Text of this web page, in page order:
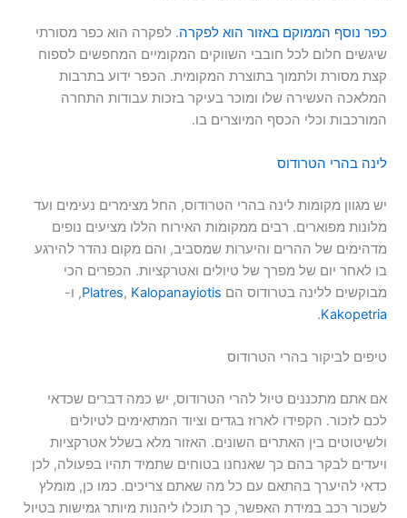
כפר נוסף הממוקם באזור הוא לפקרה. לפקרה הוא כפר מסורתי
שיגשים חלום לכל חובבי השווקים המקומיים המחפשים לספוח
קצת מסורת ולתמוך בתוצרת המקומית. הכפר ידוע בתרבות
המלאכה העשירה שלו ומוכר בעיקר בזכות עבודות התחרה
המורכבות וכלי הכסף המיוצרים בו.
לינה בהרי הטרודוס
יש מגוון מקומות לינה בהרי הטרודוס, החל מצימרים נעימים ועד
מלונות מפוארים. רבים ממקומות האירוח הללו מציעים נופים
מדהימים של ההרים והיערות שמסביב, והם מקום נהדר להירגע
בו לאחר יום של מפרך של טיולים ואטרקציות. הכפרים הכי
מבוקשים ללינה בטרודוס הם
Platres, Kalopanayiotis
, ו-
Kakopetria
.
טיפים לביקור בהרי הטרודוס
אם אתם מתכננים טיול להרי הטרודוס, יש כמה דברים שכדאי
לכם לזכור. הקפידו לארוז בגדים וציוד המתאימים לטיולים
ולשיטוטים בין האתרים השונים. האזור מלא בשלל אטרקציות
ויעדים לבקר בהם כך שאנחנו בטוחים שתמיד תהיו בפעולה, לכן
כדאי להיערך בהתאם עם כל מה שאתם צריכים. כמו כן, מומלץ
לשכור רכב במידת האפשר, כך תוכלו ליהנות מיותר גמישות בטיול